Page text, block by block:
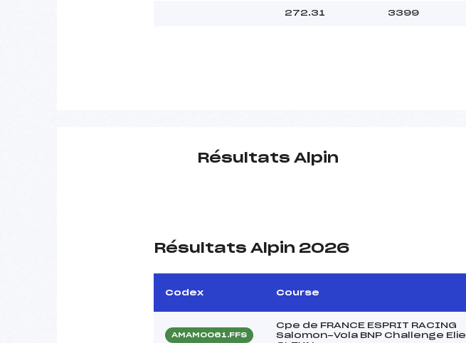
272.31 3399
Résultats Alpin
Résultats Alpin 2026
Codex Course
AMAM0061.FFS
Cpe de FRANCE ESPRIT RACING
Salomon-Vola BNP Challenge Elie